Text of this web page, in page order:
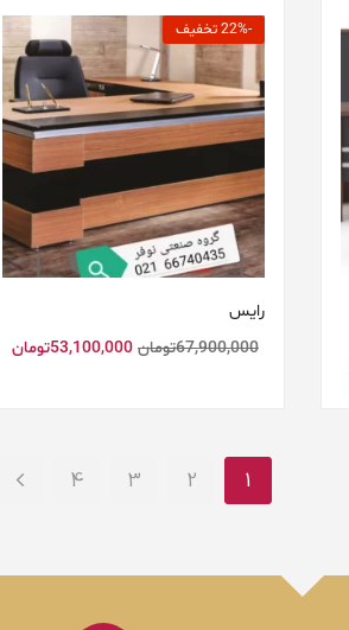
-22% تخفیف
رایس
67,900,000تومان 53,100,000تومان
1
2
3
4